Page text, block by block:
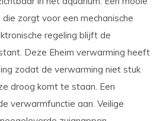
zorgt voor een mechanische
regeling blijft de
Deze Eheim verwarming heeft
zodat de verwarming niet stuk
droog komt te staan. Een
verwarmfunctie aan. Veilige